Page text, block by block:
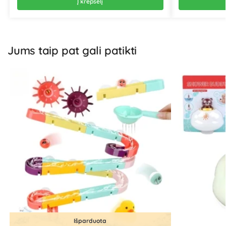
Jums taip pat gali patikti
Išparduota